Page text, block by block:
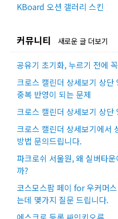
KBoard 오션 갤러리 스킨
커뮤니티 새로운 글 더보기
공유기 초기화, 누르기 전에
크로스 캘린더 상세보기 상단
중복 반영이 되는 문제
크로스 캘린더 상세보기 상단
크로스 캘린더 상세보기에서
방법 문의드립니다.
파크로쉬 서울원, 왜 실버타
까?
코스모스팜 페이 for 우커머
는데 몇가지 질문 드립니다.